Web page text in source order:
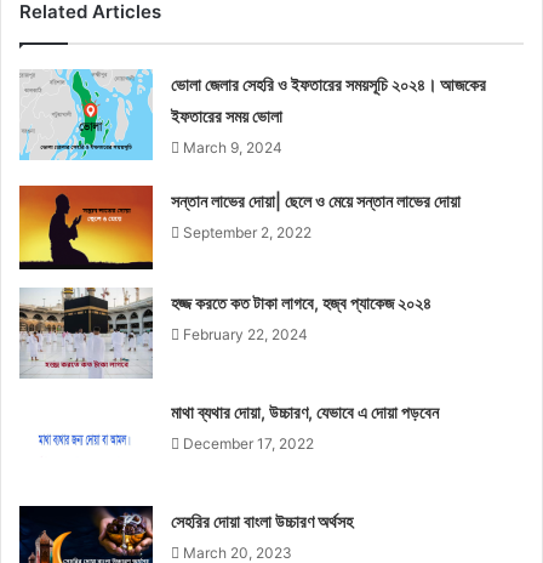
Related Articles
ভোলা জেলার সেহরি ও ইফতারের সময়সূচি ২০২৪। আজকের
ইফতারের সময় ভোলা
March 9, 2024
সন্তান লাভের দোয়া| ছেলে ও মেয়ে সন্তান লাভের দোয়া
September 2, 2022
হজ্জ করতে কত টাকা লাগবে, হজ্ব প্যাকেজ ২০২৪
February 22, 2024
মাথা ব্যথার দোয়া, উচ্চারণ, যেভাবে এ দোয়া পড়বেন
December 17, 2022
সেহরির দোয়া বাংলা উচ্চারণ অর্থসহ
March 20, 2023